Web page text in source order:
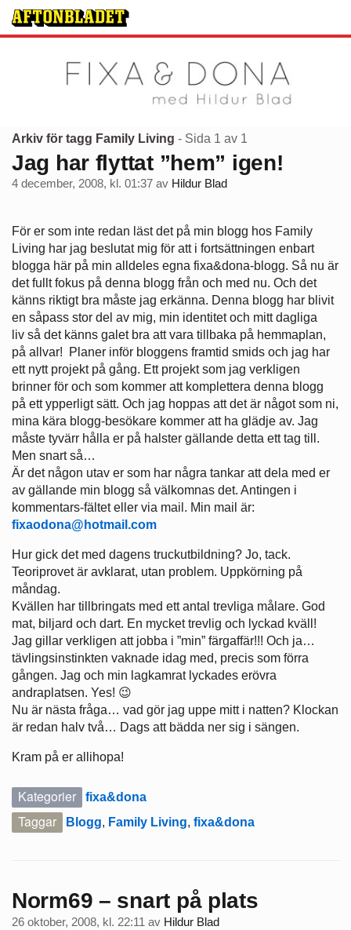
Arkiv för tagg Family Living - Sida 1 av 1
Jag har flyttat ”hem” igen!
4 december, 2008, kl. 01:37 av Hildur Blad
För er som inte redan läst det på min blogg hos Family
Living har jag beslutat mig för att i fortsättningen enbart
blogga här på min alldeles egna fixa&dona-blogg. Så nu är
det fullt fokus på denna blogg från och med nu. Och det
känns riktigt bra måste jag erkänna. Denna blogg har blivit
en såpass stor del av mig, min identitet och mitt dagliga
liv så det känns galet bra att vara tillbaka på hemmaplan,
på allvar! Planer inför bloggens framtid smids och jag har
ett nytt projekt på gång. Ett projekt som jag verkligen
brinner för och som kommer att komplettera denna blogg
på ett ypperligt sätt. Och jag hoppas att det är något som ni,
mina kära blogg-besökare kommer att ha glädje av. Jag
måste tyvärr hålla er på halster gällande detta ett tag till.
Men snart så…
Är det någon utav er som har några tankar att dela med er
av gällande min blogg så välkomnas det. Antingen i
kommentars-fältet eller via mail. Min mail är:
fixaodona@hotmail.com
Hur gick det med dagens truckutbildning? Jo, tack.
Teoriprovet är avklarat, utan problem. Uppkörning på
måndag.
Kvällen har tillbringats med ett antal trevliga målare. God
mat, biljard och dart. En mycket trevlig och lyckad kväll!
Jag gillar verkligen att jobba i ”min” färgaffär!!! Och ja…
tävlingsinstinkten vaknade idag med, precis som förra
gången. Jag och min lagkamrat lyckades erövra
andraplatsen. Yes! 😉
Nu är nästa fråga… vad gör jag uppe mitt i natten? Klockan
är redan halv två… Dags att bädda ner sig i sängen.
Kram på er allihopa!
Kategorier fixa&dona
Taggar Blogg, Family Living, fixa&dona
Norm69 – snart på plats
26 oktober, 2008, kl. 22:11 av Hildur Blad